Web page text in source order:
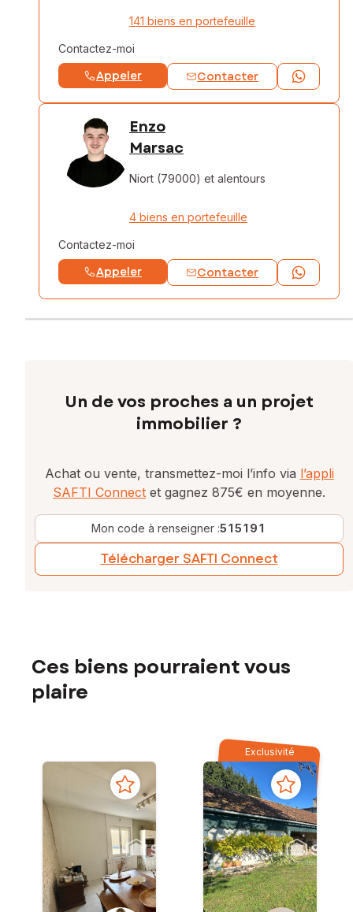
141 biens en portefeuille
Contactez-moi
Appeler Contacter
Enzo
Marsac
Niort (79000) et alentours
4 biens en portefeuille
Contactez-moi
Appeler Contacter
Un de vos proches a un projet
immobilier ?
Achat ou vente, transmettez-moi l’info via l’appli
SAFTI Connect et gagnez 875€ en moyenne.
Mon code à renseigner :515191
Télécharger SAFTI Connect
Ces biens pourraient vous
plaire
Exclusivité